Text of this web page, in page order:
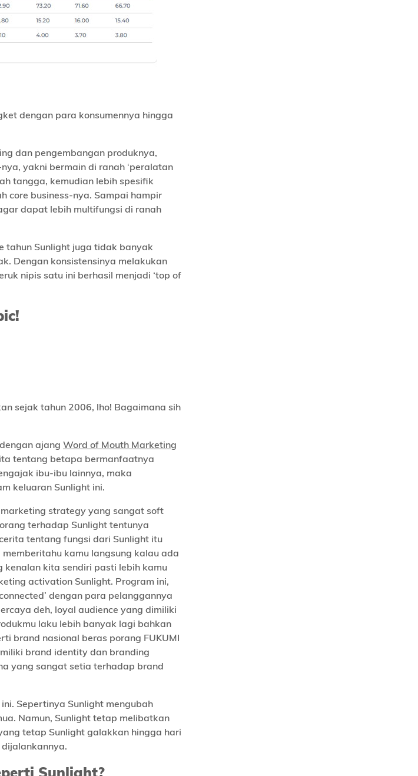
dengan para konsumennya hingga
dan pengembangan produknya,
yakni bermain di ranah ‘peralatan
tangga, kemudian lebih spesifik
core business-nya. Sampai hampir
dapat lebih multifungsi di ranah
tahun Sunlight juga tidak banyak
Dengan konsistensinya melakukan
nipis satu ini berhasil menjadi ‘top of
sejak tahun 2006, lho! Bagaimana sih
ajang Word of Mouth Marketing
tentang betapa bermanfaatnya
ibu-ibu lainnya, maka
keluaran Sunlight ini.
strategy yang sangat soft
terhadap Sunlight tentunya
tentang fungsi dari Sunlight itu
kamu langsung kalau ada
kita sendiri pasti lebih kamu
activation Sunlight. Program ini,
dengan para pelanggannya
deh, loyal audience yang dimiliki
laku lebih banyak lagi bahkan
brand nasional beras porang FUKUMI
brand identity dan branding
yang sangat setia terhadap brand
Sepertinya Sunlight mengubah
Namun, Sunlight tetap melibatkan
tetap Sunlight galakkan hingga hari
Sunlight?